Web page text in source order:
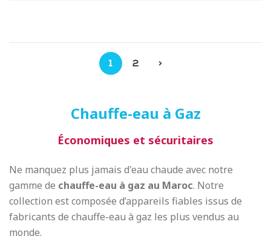
1 2 >
Chauffe-eau à Gaz
Économiques et sécuritaires
Ne manquez plus jamais d'eau chaude avec notre
gamme de chauffe-eau à gaz au Maroc. Notre
collection est composée d’appareils fiables issus de
fabricants de chauffe-eau à gaz les plus vendus au
monde.